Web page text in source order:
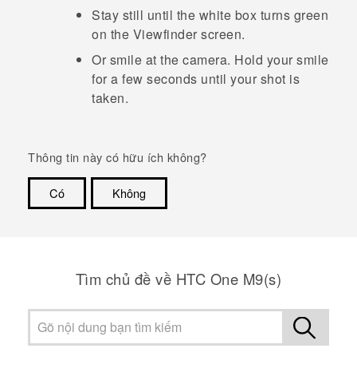
Stay still until the white box turns green
on the Viewfinder screen.
Or smile at the camera. Hold your smile
for a few seconds until your shot is
taken.
Thông tin này có hữu ích không?
Có
Không
Tìm chủ đề về HTC One M9(s)